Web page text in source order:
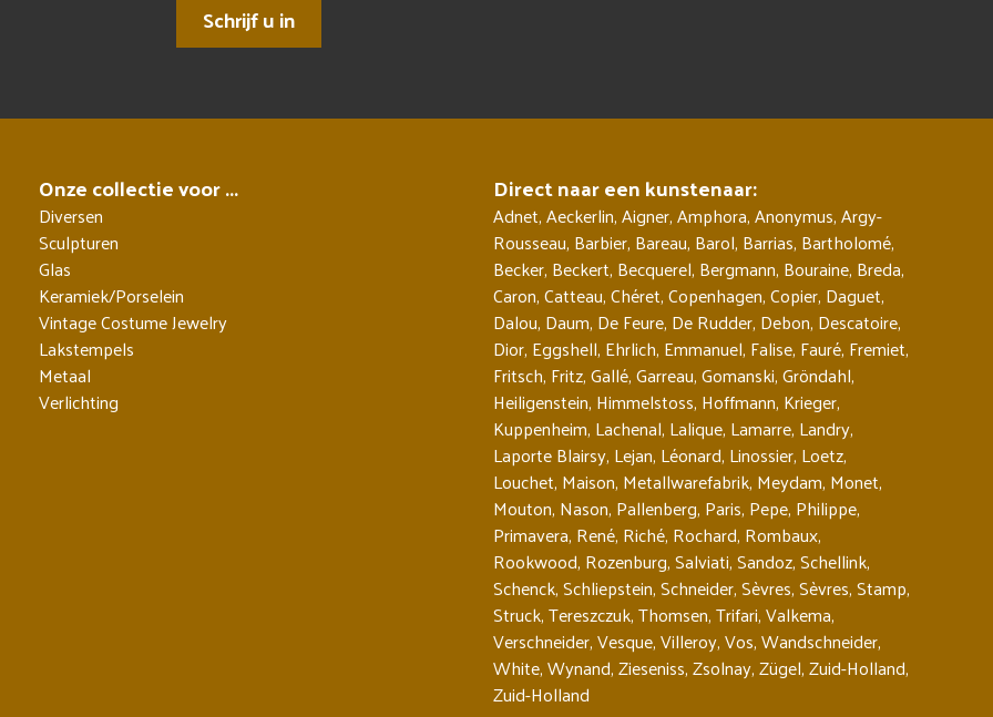
Schrijf u in
Onze collectie voor ...
Diversen
Sculpturen
Glas
Keramiek/Porselein
Vintage Costume Jewelry
Lakstempels
Metaal
Verlichting
Direct naar een kunstenaar:
Adnet,Aeckerlin,Aigner,Amphora,Anonymus,Argy-
Rousseau, Barbier, Bareau, Barol, Barrias, Bartholomé,
Becker, Beckert, Becquerel, Bergmann, Bouraine, Breda,
Caron,Catteau,Chéret,Copenhagen,Copier, Daguet,
Dalou, Daum, De Feure, De Rudder, Debon, Descatoire,
Dior, Eggshell, Ehrlich, Emmanuel, Falise, Fauré, Fremiet,
Fritsch, Fritz,Gallé,Garreau,Gomanski,Gröndahl,
Heiligenstein, Himmelstoss, Hoffmann, Krieger,
Kuppenheim, Lachenal, Lalique, Lamarre, Landry,
Laporte Blairsy, Lejan, Léonard, Linossier, Loetz,
Louchet, Maison, Metallwarefabrik, Meydam, Monet,
Mouton, Nason, Pallenberg, Paris, Pepe, Philippe,
Primavera, René, Riché, Rochard, Rombaux,
Rookwood, Rozenburg,Salviati,Sandoz,Schellink,
Schenck,Schliepstein,Schneider,Sèvres,Sèvres,Stamp,
Struck,Tereszczuk,Thomsen,Trifari,Valkema,
Verschneider,Vesque,Villeroy,Vos,Wandschneider,
White,Wynand,Zieseniss,Zsolnay,Zügel,Zuid-Holland,
Zuid-Holland